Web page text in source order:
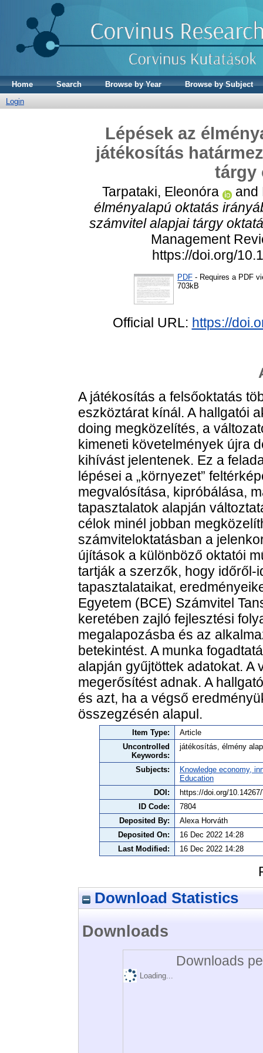
Home Search Browse by Year
Browse by Subject
Login
Lépések az
játékosítás
tárgy
Tarpataki, Eleonóra and
élményalapú oktatás
számvitel alapjai tárgy
Management
https://doi.org/
PDF - Requires a PDF
703kB
Official URL: https://
A játékosítás a felsőoktatás
eszköztárat kínál. A hallgatói
doing megközelítés, a
kimeneti követelmények újra
kihívást jelentenek. Ez a
lépései a „környezet”
megvalósítása, kipróbálása,
tapasztalatok alapján
célok minél jobban
számviteloktatásban a
újítások a különböző oktatói
tartják a szerzők, hogy
tapasztalataikat,
Egyetem (BCE) Számvitel
keretében zajló fejlesztési
megalapozásba és az
betekintést. A munka
alapján gyűjtöttek adatokat.
megerősítést adnak. A
és azt, ha a végső
összegzésén alapul.
Item Type:
Article
Uncontrolled
Keywords:
játékosítás, élmény
Subjects:
Knowledge economy,
Education
DOI:
https://doi.org/
ID Code:
7804
Deposited By:
Alexa Horváth
Deposited On:
16 Dec 2022 14:28
Last Modified:
16 Dec 2022 14:28
Download Statistics
Downloads
Downloads
Loading...